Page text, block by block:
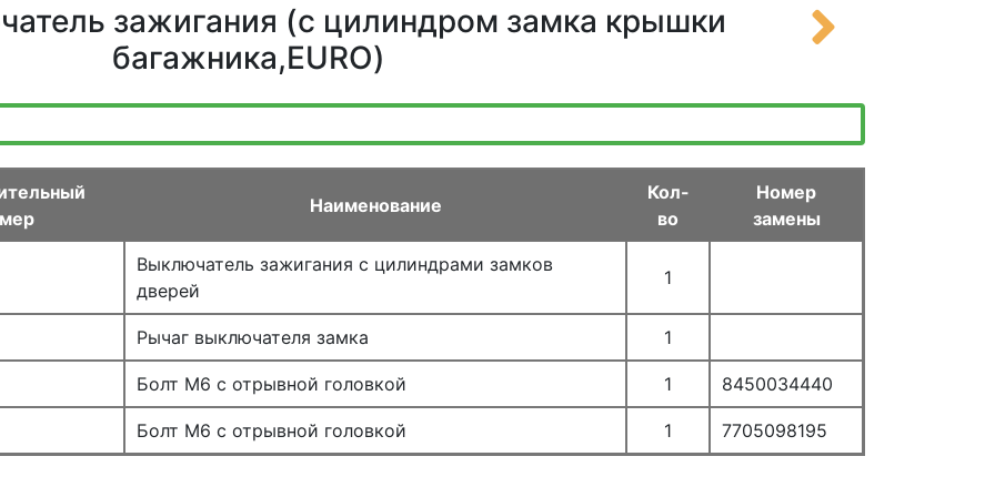
зажигания (c цилиндром замка крышки
багажника,EURO)
Наименование
Кол-
во
Номер
замены
Выключатель зажигания с цилиндрами замков
дверей
1
Рычаг выключателя замка 1
Болт М6 с отрывной головкой 1 8450034440
Болт М6 с отрывной головкой 1 7705098195